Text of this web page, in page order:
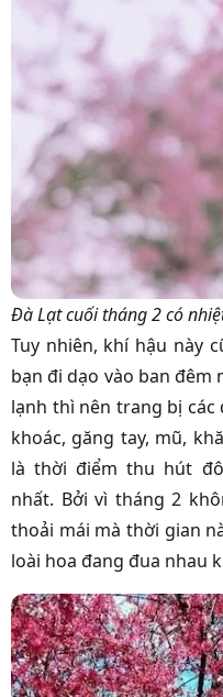
Đà Lạt cuối tháng 2 có
Tuy nhiên, khí hậu này
bạn đi dạo vào ban đêm
lạnh thì nên trang bị
khoác, găng tay, mũ,
là thời điểm thu hút
nhất. Bởi vì tháng 2
thoải mái mà thời gian
loài hoa đang đua nhau